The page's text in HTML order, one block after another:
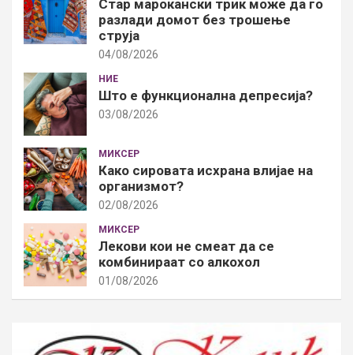
Стар марокански трик може да го
разлади домот без трошење
струја
04/08/2026
НИЕ
Што е функционална депресија?
03/08/2026
МИКСЕР
Како сировата исхрана влијае на
организмот?
02/08/2026
МИКСЕР
Лекови кои не смеат да се
комбинираат со алкохол
01/08/2026